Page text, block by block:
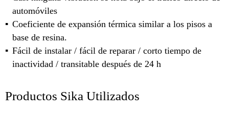
automóviles
Coeficiente de expansión térmica similar a los pisos a
base de resina.
Fácil de instalar / fácil de reparar / corto tiempo de
inactividad / transitable después de 24 h
Productos Sika Utilizados